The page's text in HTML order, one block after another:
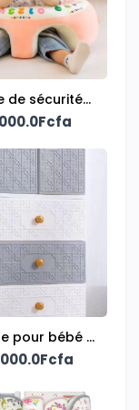
de sécurité
bébé
pour bébé 4
niveaux